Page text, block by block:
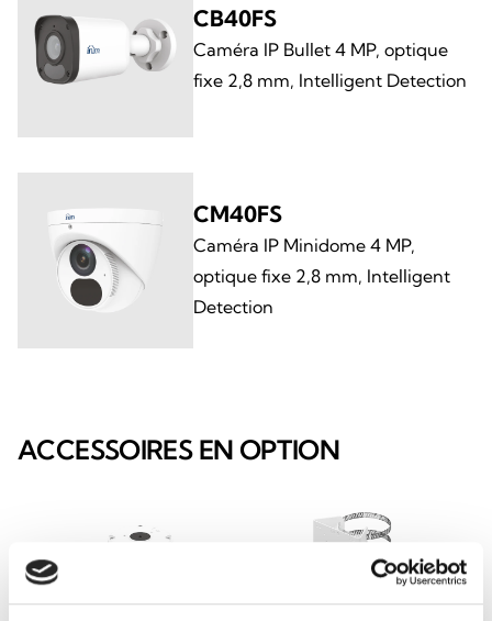
CB40FS
Caméra IP Bullet 4 MP, optique
fixe 2,8 mm, Intelligent Detection
CM40FS
Caméra IP Minidome 4 MP,
optique fixe 2,8 mm, Intelligent
Detection
ACCESSOIRES EN OPTION